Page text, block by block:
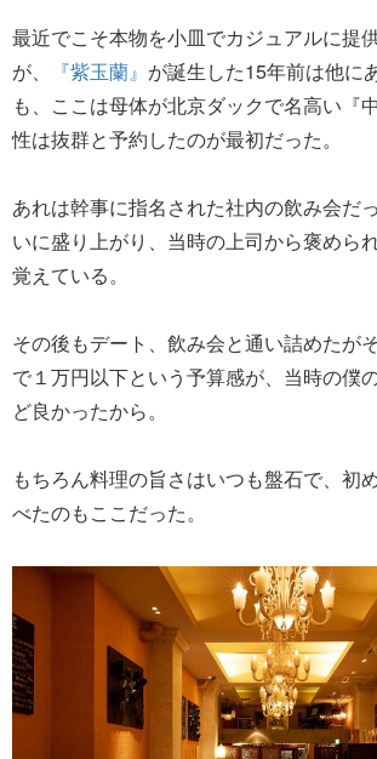
最近でこそ本物を小皿でカジュアルに提
が、
『紫玉蘭』 が誕生した15年前は他に
も、ここは母体が北京ダックで名高い『
性は抜群と予約したのが最初だった。
あれは幹事に指名された社内の飲み会だ
いに盛り上がり、当時の上司から褒めら
覚えている。
その後もデート、飲み会と通い詰めたが
で１万円以下という予算感が、当時の僕
ど良かったから。
もちろん料理の旨さはいつも盤石で、初
べたのもここだった。